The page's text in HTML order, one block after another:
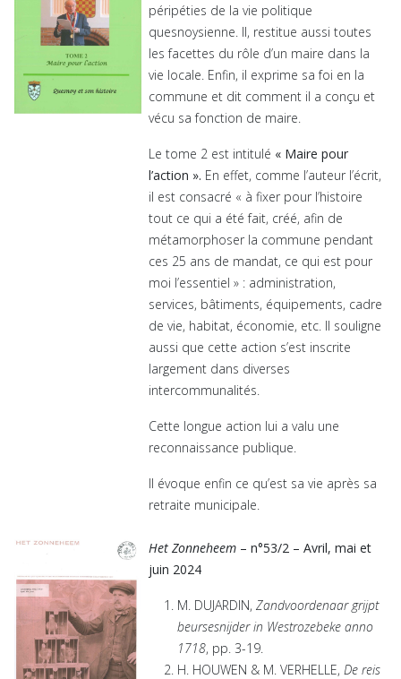
péripéties de la vie politique
quesnoysienne. Il, restitue aussi toutes
les facettes du rôle d’un maire dans la
vie locale. Enfin, il exprime sa foi en la
commune et dit comment il a conçu et
vécu sa fonction de maire.
Le tome 2 est intitulé « Maire pour
l’action ». En effet, comme l’auteur l’écrit,
il est consacré « à fixer pour l’histoire
tout ce qui a été fait, créé, afin de
métamorphoser la commune pendant
ces 25 ans de mandat, ce qui est pour
moi l’essentiel » : administration,
services, bâtiments, équipements, cadre
de vie, habitat, économie, etc. Il souligne
aussi que cette action s’est inscrite
largement dans diverses
intercommunalités.
Cette longue action lui a valu une
reconnaissance publique.
Il évoque enfin ce qu’est sa vie après sa
retraite municipale.
Het Zonneheem – n°53/2 – Avril, mai et
juin 2024
M. DUJARDIN, Zandvoordenaar grijpt
beursesnijder in Westrozebeke anno
1718, pp. 3-19.
H. HOUWEN & M. VERHELLE, De reis